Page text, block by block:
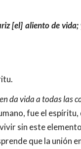
[el] aliento de
da vida a todas las
fue el
sin este
que la unión